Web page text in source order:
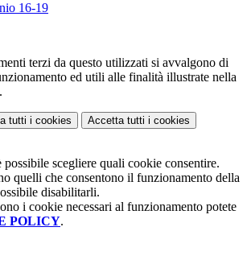
16-19
terzi da questo utilizzati si avvalgono di
ed utili alle finalità illustrate nella
.
tutti i cookies Accetta tutti i cookies
possibile scegliere quali cookie consentire.
quelli che consentono il funzionamento della
disabilitarli.
i cookie necessari al funzionamento potete
POLICY.